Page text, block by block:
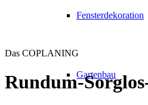
Fensterdekoration
Gartenbau
Das COPLANING
Rundum-